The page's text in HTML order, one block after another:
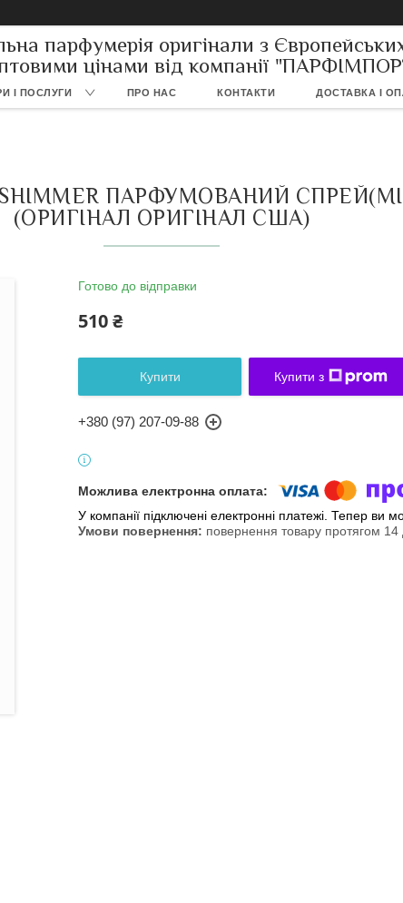
парфумерія оригінали з
цінами від компанії
І ПОСЛУГИ ПРО НАС КОНТАКТИ ДОСТАВКА І
SHIMMER ПАРФУМОВАНИЙ
(ОРИГІНАЛ ОРИГІНАЛ США)
Готово до відправки
510 ₴
Купити Купити з
+380 (97) 207-09-88
У компанії підключені електронні платежі. Тепер ви
повернення товару протягом 14